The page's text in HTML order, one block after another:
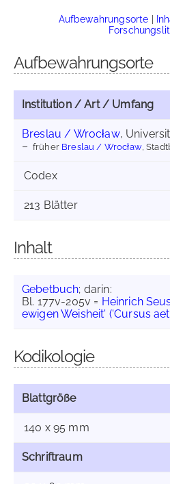
Aufbewahrungsorte |
Aufbewahrungsorte
Institution / Art / Umfang
Breslau / Wrocław,
früher Breslau / Wrocław,
Codex
213 Blätter
Inhalt
Gebetbuch; darin:
Bl. 177v-205v = Heinrich
ewigen Weisheit' ('Cursus
Kodikologie
Blattgröße
140 x 95 mm
Schriftraum